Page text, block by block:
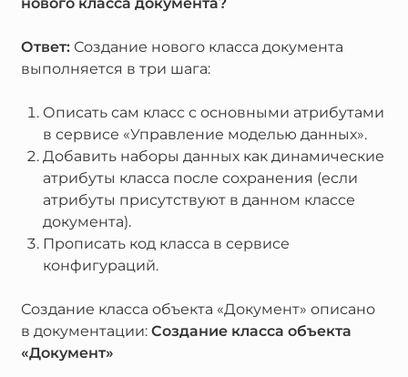
Ответ:Создание нового класса документа
выполняется в три шага:
Описать сам класс с основными атрибутами
в сервисе «Управление моделью данных».
Добавить наборы данных как динамические
атрибуты класса после сохранения (если
атрибуты присутствуют в данном классе
документа).
Прописать код класса в сервисе
конфигураций.
Создание класса объекта «Документ» описано
в документации: Создание класса объекта
«Документ»